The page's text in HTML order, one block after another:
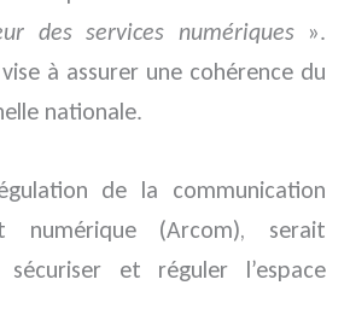
des services numériques».
à assurer une cohérence du
nationale.
de la communication
numérique (Arcom), serait
sécuriser et réguler l’espace